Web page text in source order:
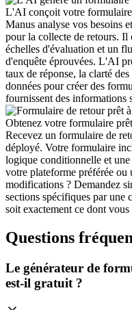
L'AI conçoit votre
Manus analyse vos besoins
pour la collecte de retours. Il
échelles d'évaluation et un
d'enquête éprouvées. L'AI
taux de réponse, la clarté
données pour créer des
fournissent des informations
Obtenez votre formulaire
Recevez un formulaire de
déployé. Votre formulaire
logique conditionnelle et
votre plateforme préférée
modifications ? Demandez
sections spécifiques par une
soit exactement ce dont vous
Questions
Le générateur de
est-il gratuit ?